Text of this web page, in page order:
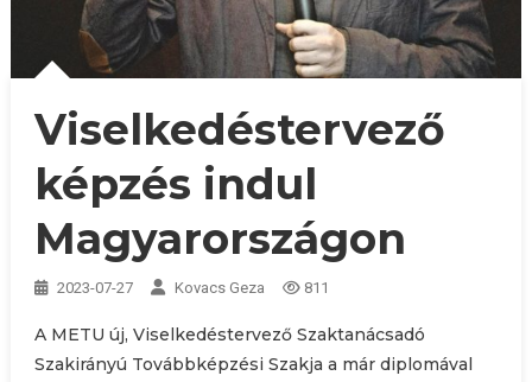
Viselkedéstervező
képzés indul
Magyarországon
2023-07-27 Kovacs Geza 811
A METU új, Viselkedéstervező Szaktanácsadó
Szakirányú Továbbképzési Szakja a már diplomával